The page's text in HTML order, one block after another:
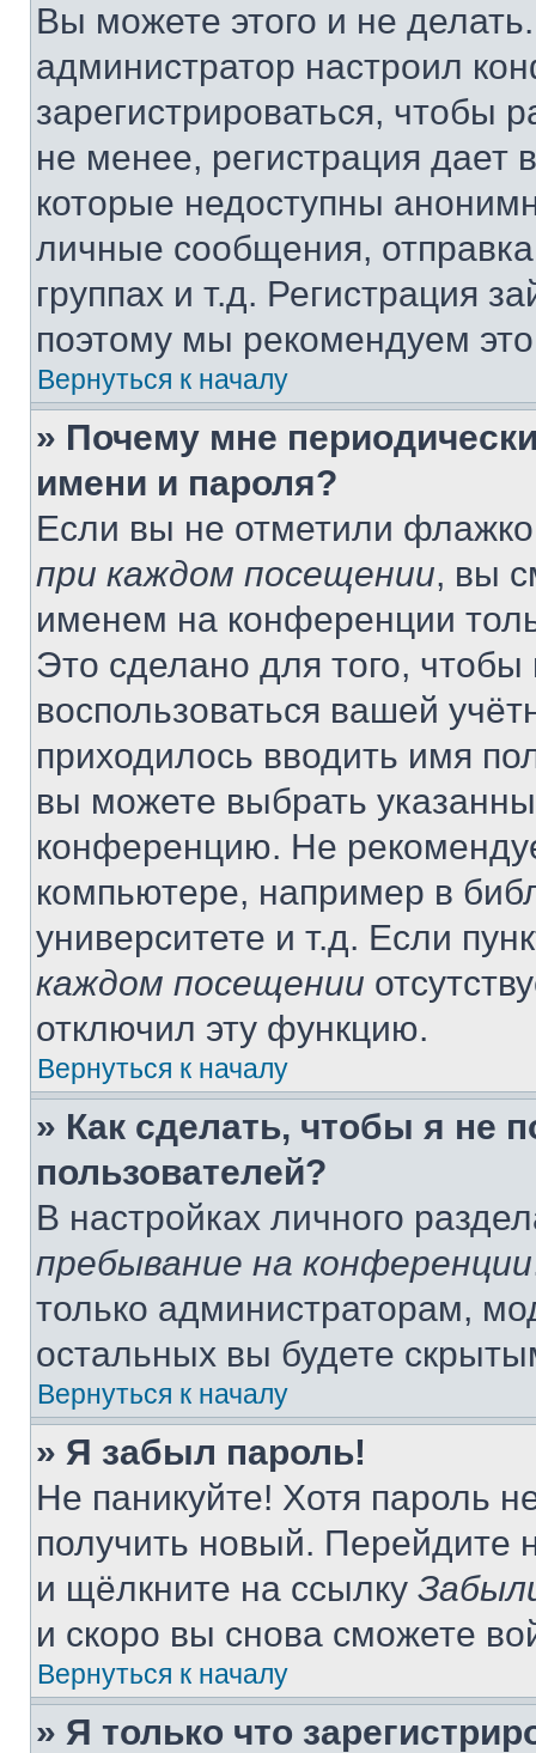
Вы можете этого и не
администратор настроил
зарегистрироваться, чтобы
не менее, регистрация
которые недоступны
личные сообщения,
группах и т.д. Регистрация
поэтому мы рекомендуем
Вернуться к началу
» Почему мне
имени и пароля?
Если вы не отметили
при каждом посещении, вы
именем на конференции
Это сделано для того, чтобы
воспользоваться вашей
приходилось вводить имя
вы можете выбрать
конференцию. Не
компьютере, например в
университете и т.д. Если
каждом посещении
отключил эту функцию.
Вернуться к началу
» Как сделать, чтобы я не
пользователей?
В настройках личного
пребывание на конференции
только администраторам,
остальных вы будете
Вернуться к началу
» Я забыл пароль!
Не паникуйте! Хотя пароль
получить новый. Перейдите
и щёлкните на ссылку
и скоро вы снова сможете
Вернуться к началу
» Я только что